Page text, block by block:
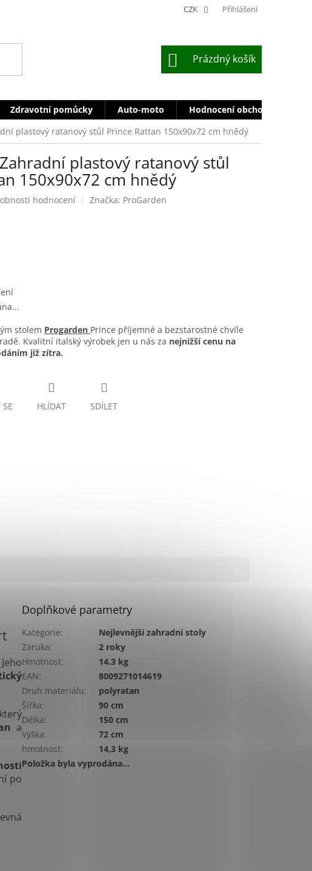
CZK Přihlášení
NÁKUPNÍ
KOŠÍK
Prázdný košík
Zdravotní pomůcky Auto-moto Hodnocení obchodu
plastový ratanový stůl Prince Rattan 150x90x72 cm hnědý
plastový ratanový stůl
150x90x72 cm hnědý
hodnocení Značka: ProGarden
stolem Progarden Prince příjemné a bezstarostné chvíle
Kvalitní italský výrobek jen u nás za nejnižší cenu na
již zítra.
SE HLÍDAT SDÍLET
a
po
Doplňkové parametry
Kategorie:
Nejlevnější zahradní stoly
Záruka:
2 roky
Hmotnost:
14.3 kg
EAN:
8009271014619
Druh materiálu:
polyratan
Šířka:
90 cm
Délka:
150 cm
Výška:
72 cm
hmotnost:
14,3 kg
Položka byla vyprodána…